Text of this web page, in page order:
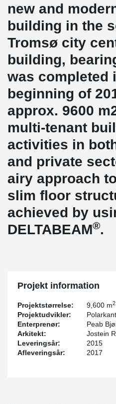
new and
building in the
Tromsø city
building,
was completed
beginning of
approx. 9600
multi-tenant
activities in
and private
airy approach
slim floor
achieved by
DELTABEAM®.
Projekt information
Projektstørrelse: 9,600 m2
Projektudvikler:
Enterprenør:
Peab
Arkitekt:
Jostein
Leveringsår:
2015
Afleveringsår:
2017